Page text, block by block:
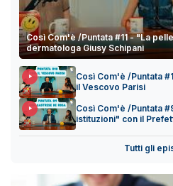
Così Com'è /Puntata #11 - "La
dermatologa Giusy Schipani
Così Com'è /Puntata
il Vescovo Parisi
Così Com'è /Puntata
istituzioni" con il
Tutti gli